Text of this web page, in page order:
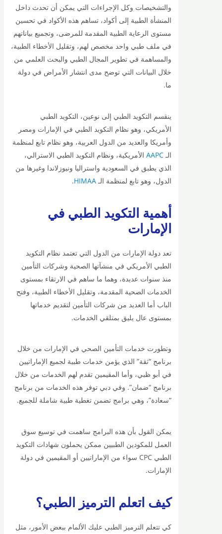
والتشخيصات وكل الإجراءات التي يمكن أن تحدث داخل
المنشأة الطبية إلى أكواد، تساهم هذه الأكواد في تحسين
مستوى الرعاية الطبية المقدمة للمرضى، وتجميع بياناتهم
في ملف طبي واحد مخصص لهم، وتقليل الأخطاء الطبية،
والمساهمة في تطوير المجال الطبي والبحث العلمي من
خلال البيانات التي توضح مدى انتشار الأمراض في دولة
ينقسم التكويد الطبي إلى نوعين، التكويد الطبي
الأمريكي، وهو نظام التكويد الطبي في الإمارات ومصر
وأمريكا والعديد من الدول العربية، وهو نظام تابع لمنظمة
AAPCالأمريكية، ونظام التكويد الطبي الاسترالي،
الذي يطبق في السعودية واستراليا ونيوزلاندا وغيرها من
الدول، وهو تابع لمنظمة الـHIMAA
.
أهمية التكويد الطبي في
الإمارات
تعد دولة الإمارات من الدول التي تعتمد نظام التكويد
الطبي الأمريكي في منشآتها الصحية وشركات التأمين
منذ سنوات عديدة، وهما ما ساهم في الارتقاء بمستوى
الخدمات الصحية المقدمة، وتقليل الأخطاء الطبية، وفتح
الباب أما العديد من شركات التأمين لتقديم خدماتها
بمستوى عال يليق بمتلقي الخدمات.
وتطورت خدمات التأمين الصحي في الإمارات من خلال
برنامج “ثقة” الذي يؤمن خدمات طبية لجميع الإماراتيين
في أبو ظبي، وأما المقيمين تقدم لهم الخدمات من خلال
برنامج “ضمان”. وفي دبي توفر هذه الخدمات من برنامج
“سعادة”، وهي برامج تضمن تغطية طبية شاملة للجميع.
يمكن القول بأن هذه البرامج ساهمت في توسيع سوق
العمل للمكودين الطبيين ممكن يحملون شهادات التكويد
الطبي CPC سواء من الإماراتيين أو المقيمين في دولة
الإمارات.
كيف اتعلم الترميز الطبي؟
كي تتعلم الترميز الطبي عليك الألمام ببعض الأمور، مثل